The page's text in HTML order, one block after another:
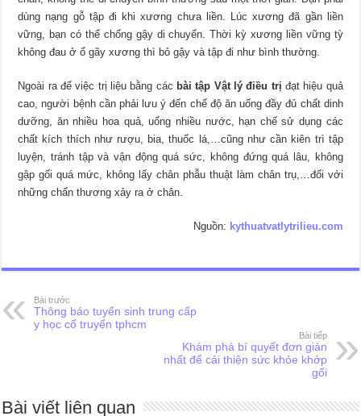
dùng nạng gỗ tập đi khi xương chưa liền. Lúc xương đã gần liền
vững, bạn có thể chống gậy di chuyển. Thời kỳ xương liền vững tỳ
không đau ở ổ gãy xương thì bỏ gậy và tập đi như bình thường.
Ngoài ra để việc trị liệu bằng các bài tập Vật lý điều trị đạt hiệu quả
cao, người bệnh cần phải lưu ý đến chế độ ăn uống đầy đủ chất dinh
dưỡng, ăn nhiều hoa quả, uống nhiều nước, hạn chế sử dụng các
chất kích thích như rượu, bia, thuốc lá,…cũng như cần kiên trì tập
luyện, tránh tập và vận động quá sức, không đứng quá lâu, không
gập gối quá mức, không lấy chân phẫu thuật làm chân trụ,…đối với
những chấn thương xảy ra ở chân.
Nguồn: kythuatvatlytrilieu.com
Bài trước
Thông báo tuyển sinh trung cấp
y học cổ truyển tphcm
Bài tiếp
Khám phá bí quyết đơn giản
nhất để cải thiện sức khỏe khớp
gối
Bài viết liên quan